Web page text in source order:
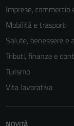
Imprese, commercio
Mobilità e trasporti
Salute, benessere e
Tributi, finanze e
Turismo
Vita lavorativa
NOVITÀ